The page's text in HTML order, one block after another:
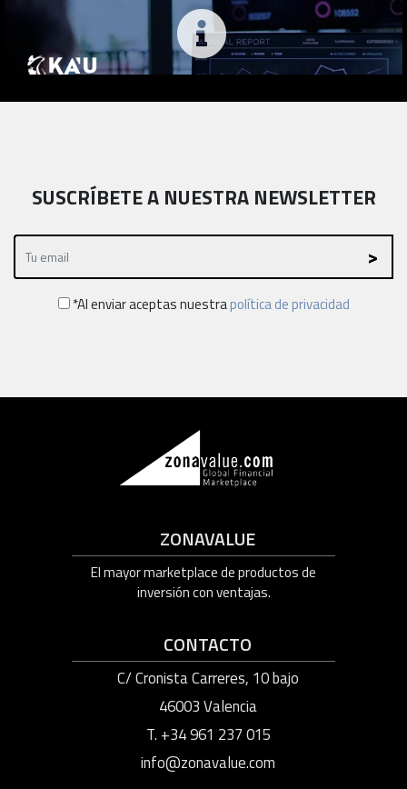
SUSCRÍBETE A NUESTRA NEWSLETTER
*Al enviar aceptas nuestrapolítica de privacidad
ZONAVALUE
El mayor marketplace de productos de
inversión con ventajas.
CONTACTO
C/ Cronista Carreres, 10 bajo
46003 Valencia
T. +34 961 237 015
info@zonavalue.com